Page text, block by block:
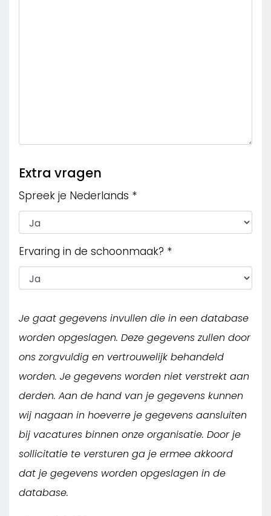
Vacatures
Werken bij Multiclean
Multiclean website
Solliciteer direct
Extra vragen
Spreek je Nederlands *
Ervaring in de schoonmaak? *
Je gaat gegevens invullen die in een database
worden opgeslagen. Deze gegevens zullen door
ons zorgvuldig en vertrouwelijk behandeld
worden. Je gegevens worden niet verstrekt aan
derden. Aan de hand van je gegevens kunnen
wij nagaan in hoeverre je gegevens aansluiten
bij vacatures binnen onze organisatie. Door je
sollicitatie te versturen ga je ermee akkoord
dat je gegevens worden opgeslagen in de
database.